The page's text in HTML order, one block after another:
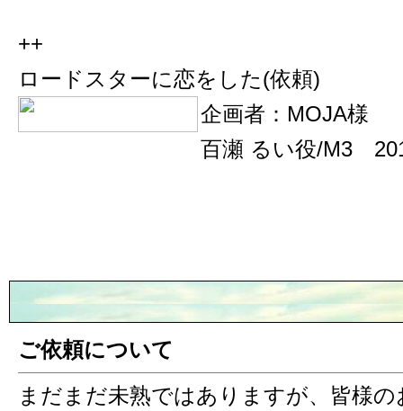
++
ロードスターに恋をした(依頼)
企画者：MOJA様
百瀬 るい役/M3
ご依頼について
まだまだ未熟ではありますが、皆様